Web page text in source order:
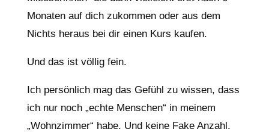
Monaten auf dich zukommen oder aus dem
Nichts heraus bei dir einen Kurs kaufen.
Und das ist völlig fein.
Ich persönlich mag das Gefühl zu wissen, dass
ich nur noch „echte Menschen“ in meinem
„Wohnzimmer“ habe. Und keine Fake Anzahl.